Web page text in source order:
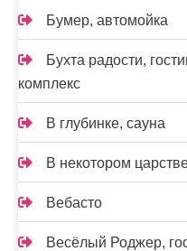
Бумер, автомойка
Бухта радости,
комплекс
В глубинке, сауна
В некотором
Вебасто
Весёлый Роджер,